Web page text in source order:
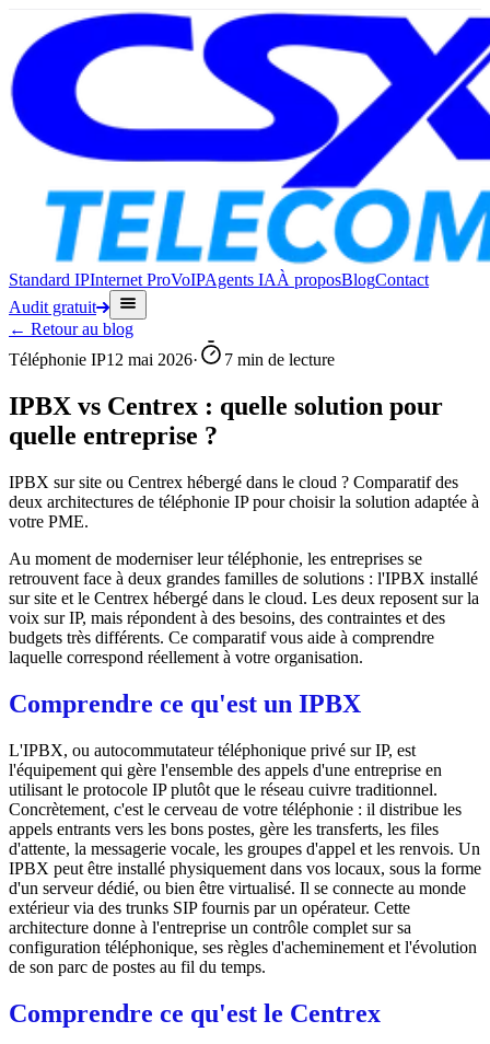
Standard IPInternet ProVoIPAgents IAÀ proposBlogContact
Audit gratuit
← Retour au blog
Téléphonie IP12 mai 2026· 7 min de lecture
IPBX vs Centrex : quelle solution pour
quelle entreprise ?
IPBX sur site ou Centrex hébergé dans le cloud ? Comparatif des
deux architectures de téléphonie IP pour choisir la solution adaptée à
votre PME.
Au moment de moderniser leur téléphonie, les entreprises se
retrouvent face à deux grandes familles de solutions : l'IPBX installé
sur site et le Centrex hébergé dans le cloud. Les deux reposent sur la
voix sur IP, mais répondent à des besoins, des contraintes et des
budgets très différents. Ce comparatif vous aide à comprendre
laquelle correspond réellement à votre organisation.
Comprendre ce qu'est un IPBX
L'IPBX, ou autocommutateur téléphonique privé sur IP, est
l'équipement qui gère l'ensemble des appels d'une entreprise en
utilisant le protocole IP plutôt que le réseau cuivre traditionnel.
Concrètement, c'est le cerveau de votre téléphonie : il distribue les
appels entrants vers les bons postes, gère les transferts, les files
d'attente, la messagerie vocale, les groupes d'appel et les renvois. Un
IPBX peut être installé physiquement dans vos locaux, sous la forme
d'un serveur dédié, ou bien être virtualisé. Il se connecte au monde
extérieur via des trunks SIP fournis par un opérateur. Cette
architecture donne à l'entreprise un contrôle complet sur sa
configuration téléphonique, ses règles d'acheminement et l'évolution
de son parc de postes au fil du temps.
Comprendre ce qu'est le Centrex